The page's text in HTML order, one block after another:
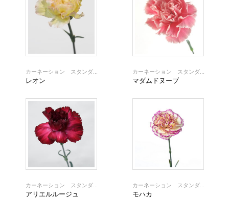
カーネーション スタンダ...
レオン
カーネーション スタンダ...
マダムドヌーブ
カーネーション スタンダ...
アリエルルージュ
カーネーション スタンダ...
モハカ